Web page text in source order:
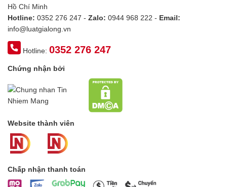
Hồ Chí Minh
Hotline: 0352 276 247 - Zalo: 0944 968 222 - Email:
info@luatgialong.vn
Hotline:0352 276 247
Chứng nhận bởi
Website thành viên
Chấp nhận thanh toán